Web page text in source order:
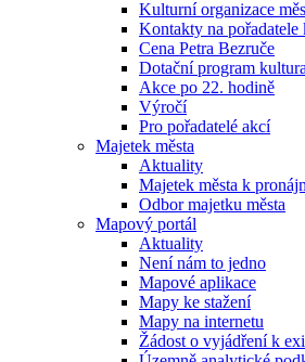
Kulturní organizace
Kontakty na
Cena Petra Bezruče
Dotační program
Akce po 22. hodině
Výročí
Pro pořadatelé akcí
Majetek města
Aktuality
Majetek města k
Odbor majetku města
Mapový portál
Aktuality
Není nám to jedno
Mapové aplikace
Mapy ke stažení
Mapy na internetu
Žádost o vyjádření k